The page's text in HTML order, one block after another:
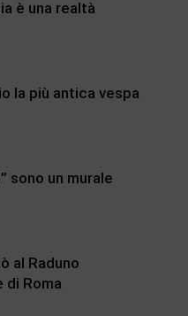
è una realtà
la più antica vespa
sono un murale
al Raduno
di Roma